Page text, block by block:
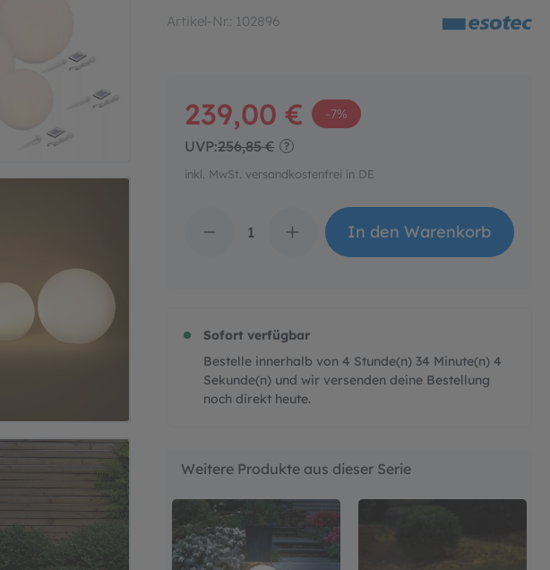
Artikel-Nr.: 102896
239,00 € -7%
UVP:256,85 € ?
inkl. MwSt. versandkostenfrei in DE
Produkt Anzahl: Gib
In den Warenkorb
Sofort verfügbar
Bestelle innerhalb von 4 Stunde(n) 34 Minute(n) 3
Sekunde(n) und wir versenden deine Bestellung
noch direkt heute.
Weitere Produkte aus dieser Serie